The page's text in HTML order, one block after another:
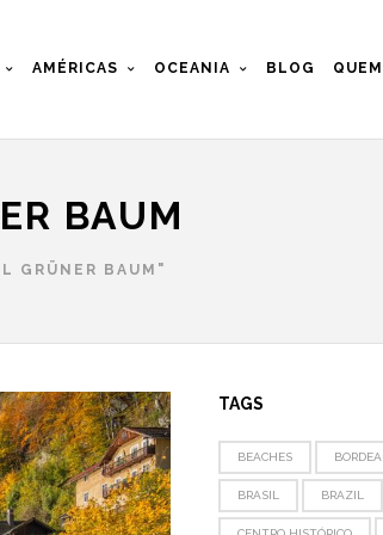
AMÉRICAS OCEANIA BLOG
BAUM
GRÜNER BAUM"
TAGS
BEACHES
BRASIL BRAZIL